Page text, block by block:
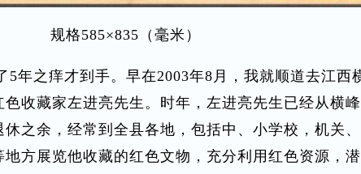
规格585×835（毫米）
年之痒才到手。早在2003年8月，我就顺道去江西
收藏家左进亮先生。时年，左进亮先生已经从横峰
之余，经常到全县各地，包括中、小学校，机关、
地方展览他收藏的红色文物，充分利用红色资源，潜